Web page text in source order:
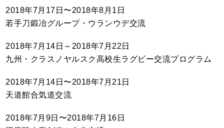
2018年7月17日〜2018年8月1日
若手刀鍛冶グループ・ウランウデ交流
2018年7月14日～2018年7月22日
九州・クラスノヤルスク高校生ラグビー交流プログラム
2018年7月14日〜2018年7月21日
天道館合気道交流
2018年7月9日〜2018年7月16日